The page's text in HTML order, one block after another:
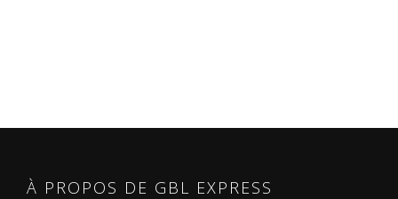
À PROPOS DE GBL EXPRESS